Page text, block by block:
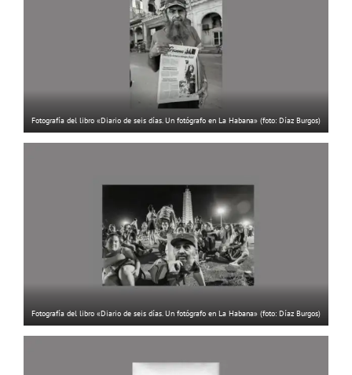
Fotografía del libro «Diario de seis días. Un fotógrafo en La Habana» (foto: Díaz Burgos)
Fotografía del libro «Diario de seis días. Un fotógrafo en La Habana» (foto: Díaz Burgos)